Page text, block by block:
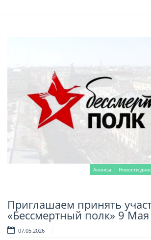
Анонсы Новости
Читать далее
Приглашаем принять
«Бессмертный полк» 9 Мая
07.05.2026